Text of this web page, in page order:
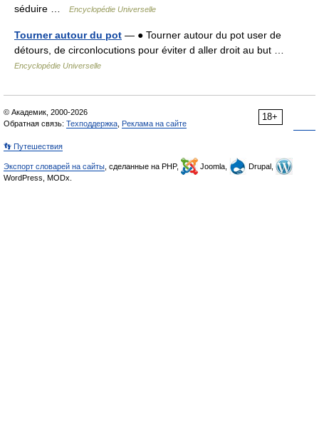
séduire …
Encyclopédie Universelle
Tourner autour du pot — ● Tourner autour du pot user de
détours, de circonlocutions pour éviter d aller droit au but …
Encyclopédie Universelle
18+
© Академик, 2000-2026
Обратная связь: Техподдержка Реклама на сайте
👣 Путешествия
Экспорт словарей на сайты , сделанные на PHP, Joomla,
Drupal,
WordPress, MODx.